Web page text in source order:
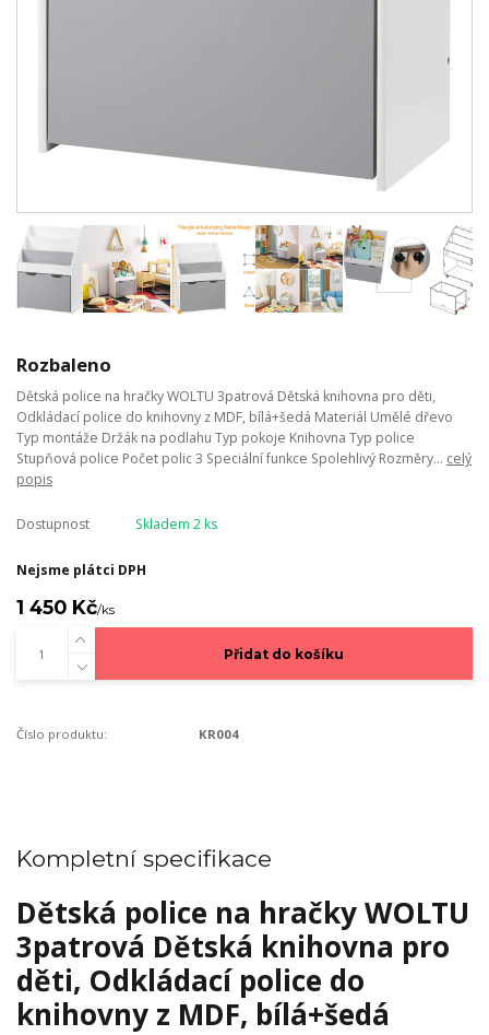
Rozbaleno
Dětská police na hračky WOLTU 3patrová Dětská knihovna pro děti,
Odkládací police do knihovny z MDF, bílá+šedá Materiál Umělé dřevo
Typ montáže Držák na podlahu Typ pokoje Knihovna Typ police
Stupňová police Počet polic 3 Speciální funkce Spolehlivý Rozměry... celý
popis
Dostupnost Skladem 2 ks
Nejsme plátci DPH
1 450 Kč/ks
Přidat do košíku
Číslo produktu: KR004
Kompletní specifikace
Dětská police na hračky WOLTU
3patrová Dětská knihovna pro
děti, Odkládací police do
knihovny z MDF, bílá+šedá